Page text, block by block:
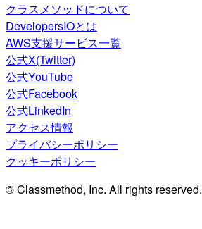
クラスメソッドについて
DevelopersIOとは
AWS支援サービス一覧
公式X(Twitter)
公式YouTube
公式Facebook
公式LinkedIn
アクセス情報
プライバシーポリシー
クッキーポリシー
© Classmethod, Inc. All rights reserved.